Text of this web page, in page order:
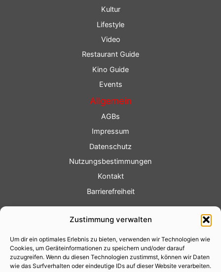
Zustimmung verwalten
Um dir ein optimales Erlebnis zu bieten, verwenden wir Technologien wie
Cookies, um Geräteinformationen zu speichern und/oder darauf
zuzugreifen. Wenn du diesen Technologien zustimmst, können wir Daten
wie das Surfverhalten oder eindeutige IDs auf dieser Website verarbeiten.
Kultur
Lifestyle
Video
Restaurant Guide
Kino Guide
Events
Allgemein
AGBs
Impressum
Datenschutz
Nutzungsbestimmungen
Kontakt
Barrierefreiheit
Fotoservice
Videoservice
Werbung